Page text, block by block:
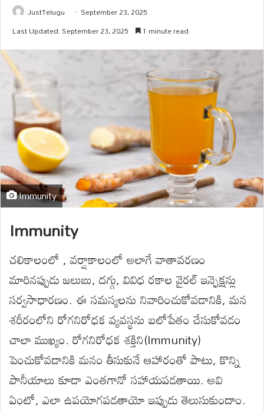
JustTelugu
September 23, 2025
Last Updated: September 23, 2025
1 minute read
Immunity
Immunity
చలికాలంలో , వర్షాకాలంలో అలాగే వాతావరణం
మారినప్పుడు జలుబు, దగ్గు, వివిధ రకాల వైరల్ ఇన్ఫెక్షన్లు
సర్వసాధారణం. ఈ సమస్యలను నివారించుకోవడానికి, మన
శరీరంలోని రోగనిరోధక వ్యవస్థను బలోపేతం చేసుకోవడం
చాలా ముఖ్యం. రోగనిరోధక శక్తిని(Immunity)
పెంచుకోవడానికి మనం తీసుకునే ఆహారంతో పాటు, కొన్ని
పానీయాలు కూడా ఎంతగానో సహాయపడతాయి. అవి
ఏంటో, ఎలా ఉపయోగపడతాయో ఇప్పుడు తెలుసుకుందాం.